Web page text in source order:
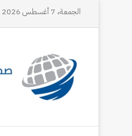
الجمعة، 7 أغسطس 2026
النخل وقلبي